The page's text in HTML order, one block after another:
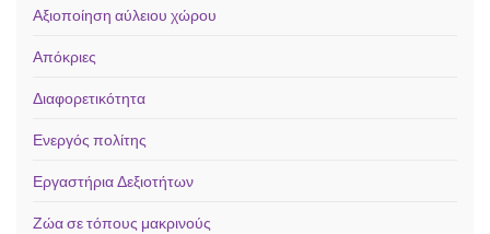
Αξιοποίηση αύλειου χώρου
Απόκριες
Διαφορετικότητα
Ενεργός πολίτης
Εργαστήρια Δεξιοτήτων
Ζώα σε τόπους μακρινούς